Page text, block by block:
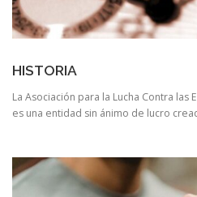
HISTORIA
La Asociación para la Lucha Contra las
es una entidad sin ánimo de lucro